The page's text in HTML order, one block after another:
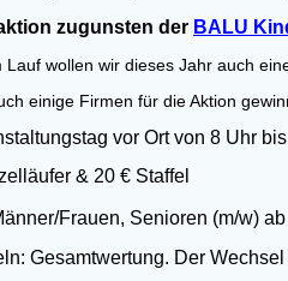
zugunsten der BALU
dieses Jahr auch eine
Firmen für die Aktion
vor Ort von 8 Uhr bis
& 20 € Staffel
Frauen, Senioren (m/w)
Der Wechsel erfolgt